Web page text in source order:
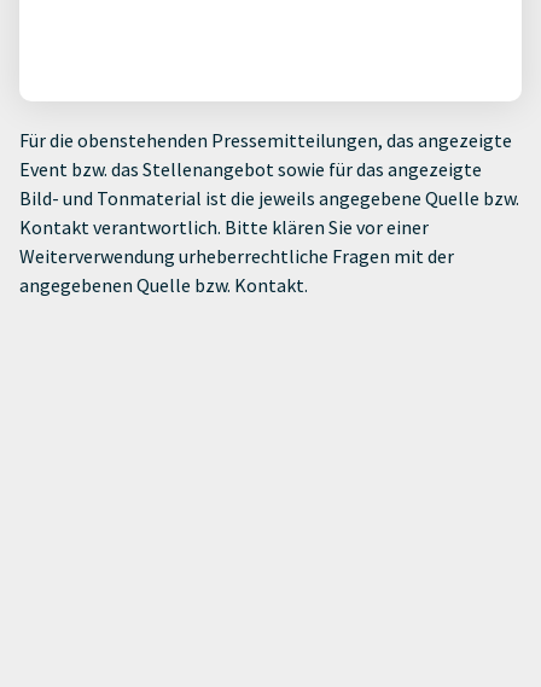
Für die obenstehenden Pressemitteilungen, das angezeigte
Event bzw. das Stellenangebot sowie für das angezeigte
Bild- und Tonmaterial ist die jeweils angegebene Quelle bzw.
Kontakt verantwortlich. Bitte klären Sie vor einer
Weiterverwendung urheberrechtliche Fragen mit der
angegebenen Quelle bzw. Kontakt.